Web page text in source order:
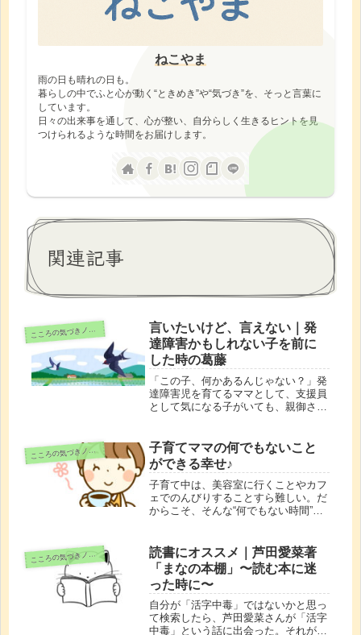
ねこやま
雨の日も晴れの日も。
暮らしの中でふと心が動く“ときめき”や“気づき”を、そっと言葉に
しています。
日々の出来事を通して、心が整い、自分らしく生きるヒントを見
つけられるような時間をお届けします。
関連記事
こ
ころの気づきノート
言いたいけど、言えない｜発
達障害かもしれない子を前に
した時の葛藤
「この子、何かあるんじゃない？」発
達障害児を育てるママとして、支援員
として気になる子がいても、親御さん
を綴ります。
こ
ころの気づきノート
子育てママの何でもないこと
ができる幸せ♪
子育て中は、美容室に行くことやカフ
ェでのんびりすることすら難しい。だ
からこそ、そんな“何でもない時間”が
さしい気づきのメモです。
こ
ころの気づきノート
読書にオススメ｜芦田愛菜著
「まなの本棚」〜読む本に迷
った時に〜
自分が「活字中毒」ではないかと思っ
て検索したら、芦田愛菜さんが「活字
中毒」という話に出会った。それがき